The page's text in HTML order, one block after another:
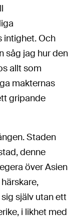
intighet. Och
såg jag hur den
allt som
makternas
gripande
Staden
denne
över Asien
själv utan ett
i likhet med